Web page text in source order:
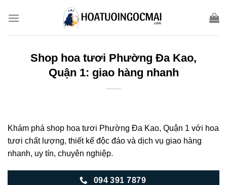
Shop hoa tươi Phường Đa Kao,
Quận 1: giao hàng nhanh
Khám phá shop hoa tươi Phường Đa Kao, Quận 1 với hoa
tươi chất lượng, thiết kế độc đáo và dịch vụ giao hàng
nhanh, uy tín, chuyên nghiệp.
094 391 7879